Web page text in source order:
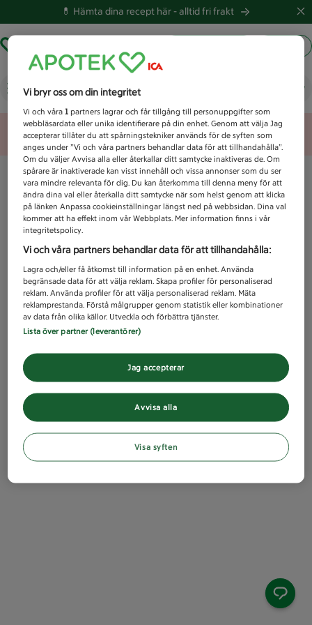
💊 Hämta dina recept här -alltid fri frakt
Vad letar du efter idag?
Unknown error
Vi bryr oss om din integritet
Vi och våra1 partners lagrar och får tillgång till personuppgifter som
webbläsardata eller unika identifierare på din enhet. Genom att välja Jag
accepterar tillåter du att spårningstekniker används för de syften som
anges under ”Vi och våra partners behandlar data för att tillhandahålla”.
Om du väljer Avvisa alla eller återkallar ditt samtycke inaktiveras de. Om
spårare är inaktiverade kan visst innehåll och vissa annonser som du ser
vara mindre relevanta för dig. Du kan återkomma till denna meny för att
ändra dina val eller återkalla ditt samtycke när som helst genom att klicka
på länken Anpassa cookieinställningar längst ned på webbsidan. Dina val
kommer att ha effekt inom vår Webbplats. Mer information finns i vår
integritetspolicy.
Vi och våra partners behandlar data för att tillhandahålla:
Lagra och/eller få åtkomst till information på en enhet. Använda
begränsade data för att välja reklam. Skapa profiler för personaliserad
reklam. Använda profiler för att välja personaliserad reklam. Mäta
reklamprestanda. Förstå målgrupper genom statistik eller kombinationer
av data från olika källor. Utveckla och förbättra tjänster.
Lista över partner (leverantörer)
Avvisa alla
Jag accepterar
Visa syften